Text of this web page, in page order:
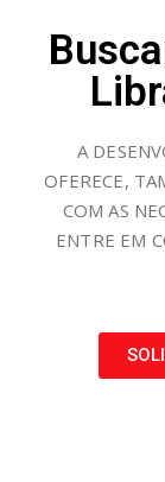
A
OFERECE,
COM AS
ENTRE EM